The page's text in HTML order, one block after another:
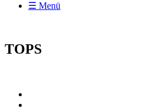
☰ Menü
TOPS